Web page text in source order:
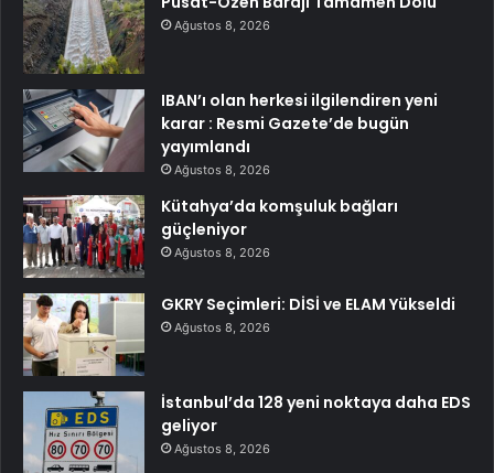
Ağustos 8, 2026
IBAN’ı olan herkesi ilgilendiren yeni
karar : Resmi Gazete’de bugün
yayımlandı
Ağustos 8, 2026
Kütahya’da komşuluk bağları
güçleniyor
Ağustos 8, 2026
GKRY Seçimleri: DİSİ ve ELAM Yükseldi
Ağustos 8, 2026
İstanbul’da 128 yeni noktaya daha EDS
geliyor
Ağustos 8, 2026